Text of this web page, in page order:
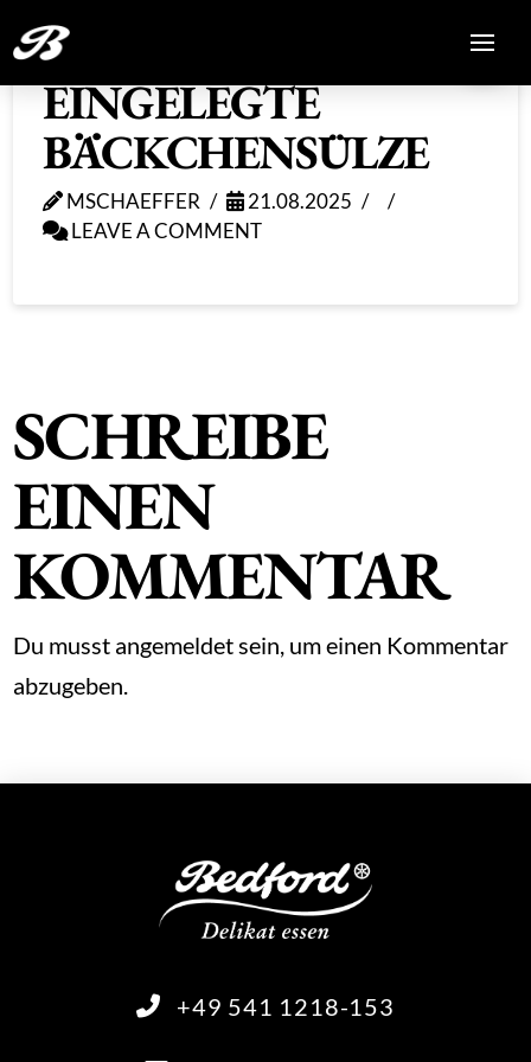
EINGELEGTE
BÄCKCHENSÜLZE
MSCHAEFFER
21.08.2025
LEAVE A COMMENT
SCHREIBE
EINEN
KOMMENTAR
Du musst angemeldet sein, um einen Kommentar
abzugeben.
+49 541 1218-153